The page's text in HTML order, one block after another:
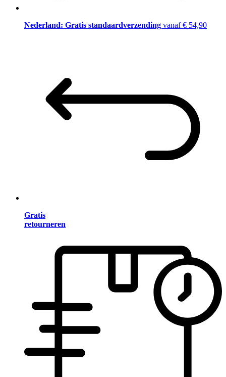
Nederland: Gratis standaardverzending vanaf € 54,90
Gratis
retourneren